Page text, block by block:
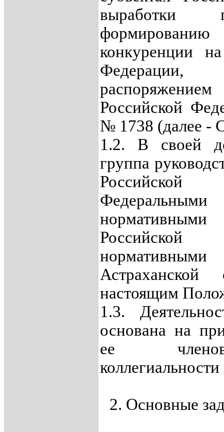
выработки
формированию
конкуренции
Федерации,
Российской
№ 1738 (далее -
1.2. В своей
группа
настоящим
1.3.
основана на
ее
2. Основные